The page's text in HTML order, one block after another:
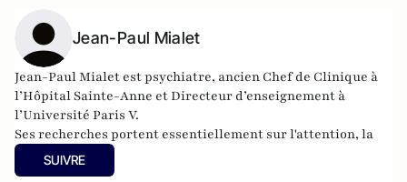
Jean-Paul Mialet
Jean-Paul Mialet est psychiatre, ancien Chef de Clinique à
l’Hôpital Sainte-Anne et Directeur d’enseignement à
l’Université Paris V.
Ses recherches portent essentiellement sur l'attention, la
douleur, et dernièrement, la différence des sexes.
Ses travaux l'ont mené à écrire deux livres (
SUIVRE